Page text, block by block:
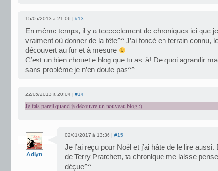
15/05/2013 à 21:06 | #13
En même temps, il y a teeeeelement de chroniques ici que
vraiment où donner de la tête^^ J’ai foncé en terrain connu,
découvert au fur et à mesure
C’est un bien chouette blog que tu as là! De quoi agrandir
sans problème je n’en doute pas^^
22/05/2013 à 20:04 | #14
Je fais pareil quand je découvre un nouveau blog :)
Adlyn
02/01/2017 à 13:36 | #15
Je l’ai reçu pour Noël et j’ai hâte de le lire aussi.
de Terry Pratchett, ta chronique me laisse
déçue^^